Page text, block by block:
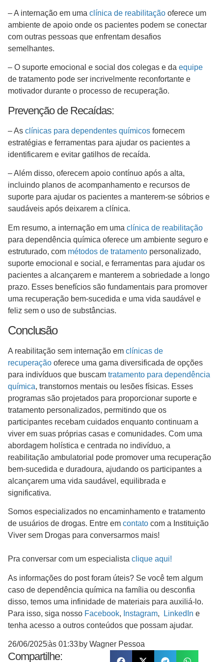
– A internação em uma clínica de reabilitação oferece um
ambiente de apoio onde os pacientes podem se conectar
com outras pessoas que enfrentam desafios
semelhantes.
– O suporte emocional e social dos colegas e da equipe
de tratamento pode ser incrivelmente reconfortante e
motivador durante o processo de recuperação.
Prevenção de Recaídas:
– As clínicas para dependentes químicos fornecem
estratégias e ferramentas para ajudar os pacientes a
identificarem e evitar gatilhos de recaída.
– Além disso, oferecem apoio contínuo após a alta,
incluindo planos de acompanhamento e recursos de
suporte para ajudar os pacientes a manterem-se sóbrios e
saudáveis após deixarem a clínica.
Em resumo, a internação em uma clínica de reabilitação
para dependência química oferece um ambiente seguro e
estruturado, com métodos de tratamento personalizado,
suporte emocional e social, e ferramentas para ajudar os
pacientes a alcançarem e manterem a sobriedade a longo
prazo. Esses benefícios são fundamentais para promover
uma recuperação bem-sucedida e uma vida saudável e
feliz sem o uso de substâncias.
Conclusão
A reabilitação sem internação em clínicas de
recuperação oferece uma gama diversificada de opções
para indivíduos que buscam tratamento para dependência
química, transtornos mentais ou lesões físicas. Esses
programas são projetados para proporcionar suporte e
tratamento personalizados, permitindo que os
participantes recebam cuidados enquanto continuam a
viver em suas próprias casas e comunidades. Com uma
abordagem holística e centrada no indivíduo, a
reabilitação ambulatorial pode promover uma recuperação
bem-sucedida e duradoura, ajudando os participantes a
alcançarem uma vida saudável, equilibrada e
significativa.
Somos especializados no encaminhamento e tratamento
de usuários de drogas. Entre em contato com a Instituição
Viver sem Drogas para conversarmos mais!
Pra conversar com um especialista clique aqui!
As informações do post foram úteis? Se você tem algum
caso de dependência química na família ou desconfia
disso, temos uma infinidade de materiais para auxiliá-lo.
Para isso, siga nosso Facebook, Instagram, LinkedIn e
tenha acesso a outros conteúdos que possam ajudar.
26/06/2025às 01:33 by Wagner Pessoa
Compartilhe: